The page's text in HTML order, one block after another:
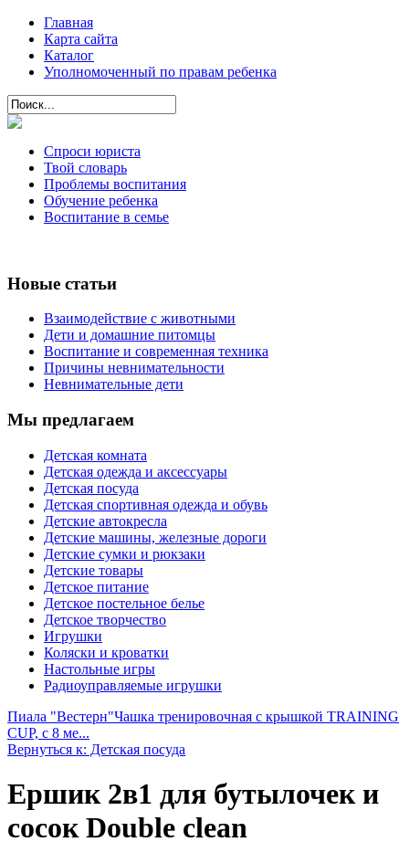
Главная
Карта сайта
Каталог
Уполномоченный по правам ребенка
Спроси юриста
Твой словарь
Проблемы воспитания
Обучение ребенка
Воспитание в семье
Новые статьи
Взаимодействие с животными
Дети и домашние питомцы
Воспитание и современная техника
Причины невнимательности
Невнимательные дети
Мы предлагаем
Детская комната
Детская одежда и аксессуары
Детская посуда
Детская спортивная одежда и обувь
Детские автокресла
Детские машины, железные дороги
Детские сумки и рюкзаки
Детские товары
Детское питание
Детское постельное белье
Детское творчество
Игрушки
Коляски и кроватки
Настольные игры
Радиоуправляемые игрушки
Пиала "Вестерн"Чашка тренировочная с крышкой TRAINING
CUP, с 8 ме...
Вернуться к: Детская посуда
Ершик 2в1 для бутылочек и
сосок Double clean